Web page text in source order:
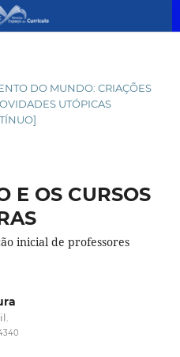
DO MUNDO: CRIAÇÕES
UTÓPICAS
E OS CURSOS
inicial de professores